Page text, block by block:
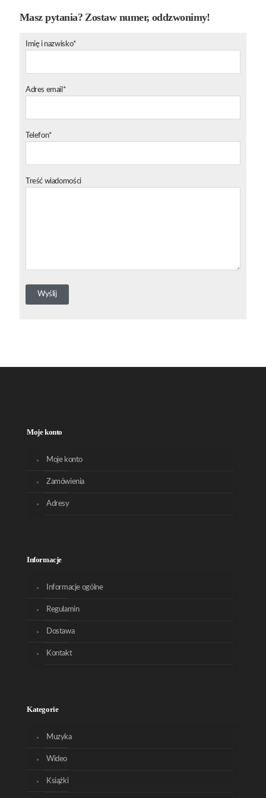
Masz pytania? Zostaw numer, oddzwonimy!
Imię i nazwisko*
Adres email*
Telefon*
Treść wiadomości
Moje konto
Moje konto
Zamówienia
Adresy
Informacje
Informacje ogólne
Regulamin
Dostawa
Kontakt
Kategorie
Muzyka
Wideo
Książki